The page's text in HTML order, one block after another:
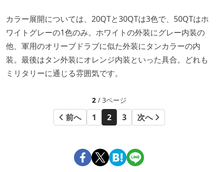
カラー展開については、20QTと30QTは3色で、50QTはホ
ワイトグレーの1色のみ。ホワイトの外装にグレー内装の
他、軍用のオリーブドラブに似た外装にタンカラーの内
装。最後はタン外装にオレンジ内装といった具合。どれも
ミリタリーに通じる雰囲気です。
2/ 3ページ
前へ 1 2 3 次へ